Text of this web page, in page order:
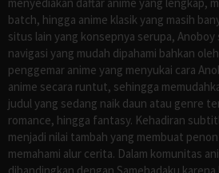
batch, hingga anime klasik yang masih
situs lain yang konsepnya serupa,
navigasi yang mudah dipahami bahkan
penggemar anime yang menyukai cara
anime secara runtut, sehingga
judul yang sedang naik daun atau genre
romance, hingga fantasy. Kehadiran
menjadi nilai tambah yang membuat
memahami alur cerita. Dalam komunitas
dibandingkan dengan Samehadaku